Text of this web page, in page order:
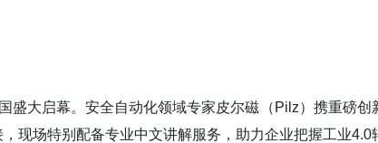
盛大启幕。安全自动化领域专家皮尔磁（Pilz）携重磅创
现场特别配备专业中文讲解服务， 助力企业把握工业4.0